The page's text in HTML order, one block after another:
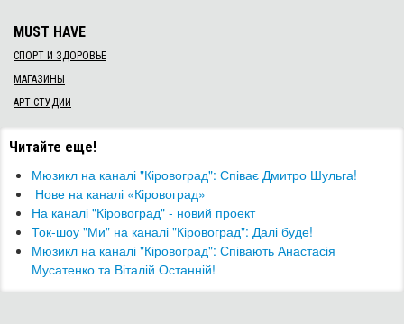
MUST HAVE
СПОРТ И ЗДОРОВЬЕ
МАГАЗИНЫ
АРТ-СТУДИИ
Читайте еще!
Мюзикл на каналі "Кіровоград": Співає Дмитро Шульга!
​ Нове на каналі «Кіровоград»
На каналі "Кіровоград" - новий проект
Ток-шоу "Ми" на каналі "Кіровоград": Далі буде!
Мюзикл на каналі "Кіровоград": Співають Анастасія
Мусатенко та Віталій Останній!